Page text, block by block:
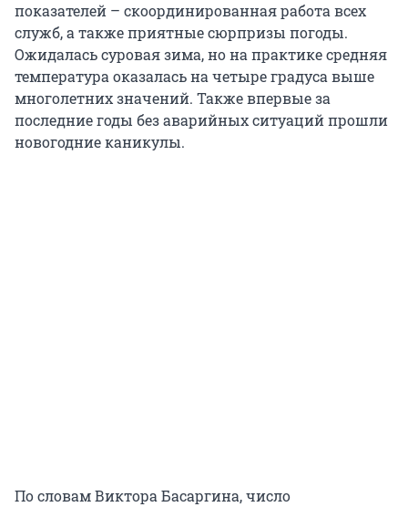
показателей – скоординированная работа всех
служб, а также приятные сюрпризы погоды.
Ожидалась суровая зима, но на практике средняя
температура оказалась на четыре градуса выше
многолетних значений. Также впервые за
последние годы без аварийных ситуаций прошли
новогодние каникулы.
По словам Виктора Басаргина, число